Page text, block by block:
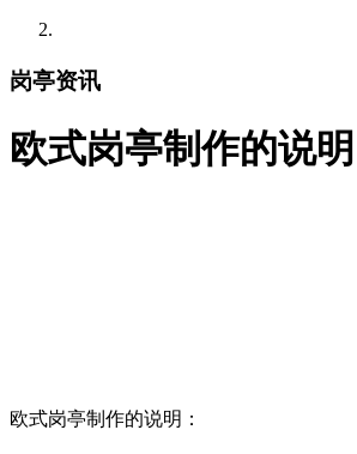
岗亭资讯
欧式岗亭制作的说明
欧式岗亭制作的说明：